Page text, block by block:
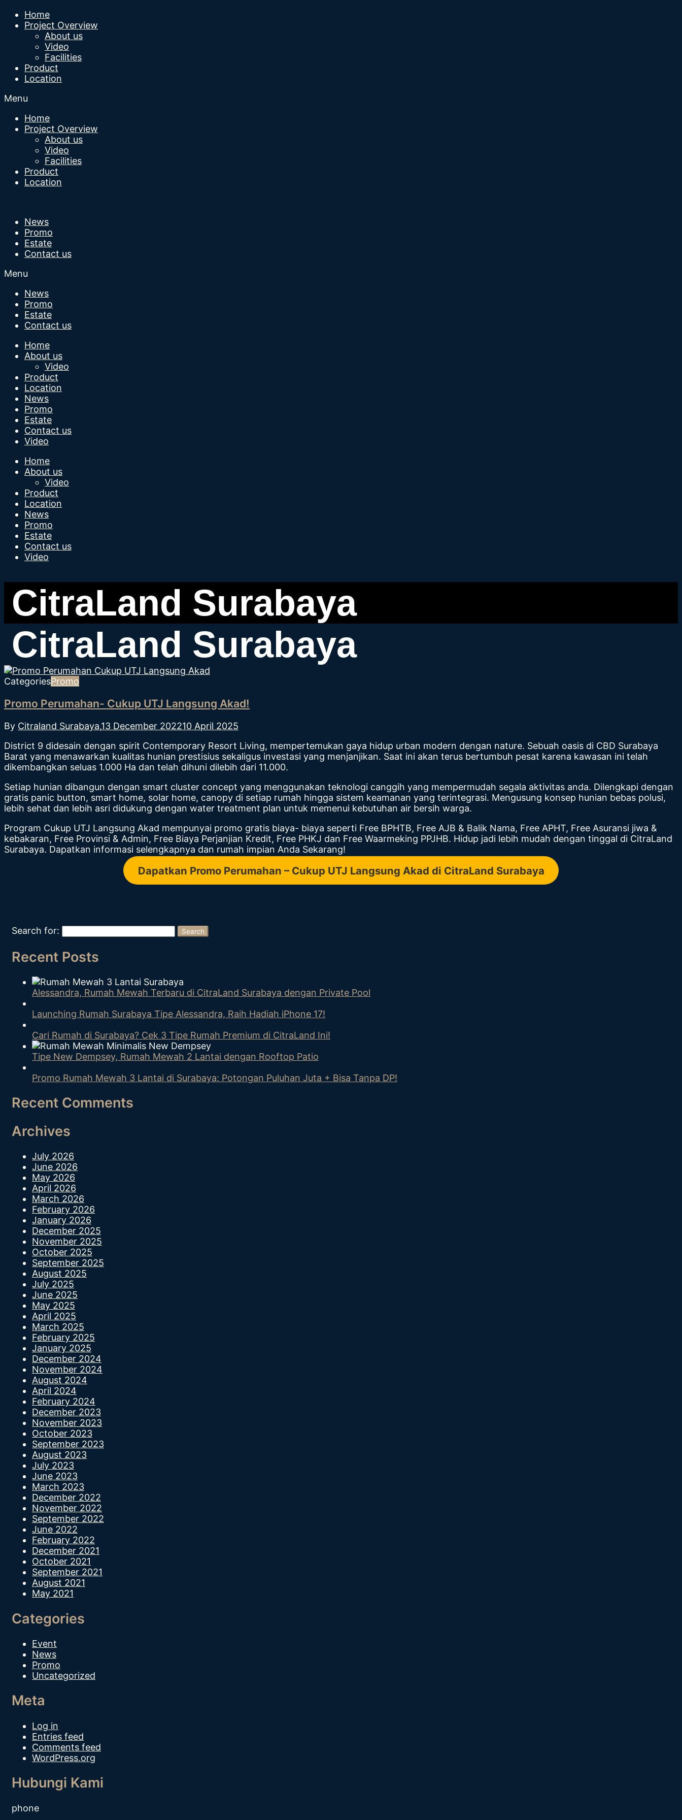
Home
Project Overview
About us
Video
Facilities
Product
Location
Menu
Home
Project Overview
About us
Video
Facilities
Product
Location
News
Promo
Estate
Contact us
Menu
News
Promo
Estate
Contact us
Home
About us
Video
Product
Location
News
Promo
Estate
Contact us
Video
Home
About us
Video
Product
Location
News
Promo
Estate
Contact us
Video
CategoriesPromo
Promo Perumahan- Cukup UTJ Langsung Akad!
By Citraland Surabaya,13 December 202210 April 2025
District 9 didesain dengan spirit Contemporary Resort Living, mempertemukan gaya hidup urban modern dengan nature. Sebuah oasis di CBD Surabaya
Barat yang menawarkan kualitas hunian prestisius sekaligus investasi yang menjanjikan. Saat ini akan terus bertumbuh pesat karena kawasan ini telah
dikembangkan seluas 1.000 Ha dan telah dihuni dilebih dari 11.000.
Setiap hunian dibangun dengan smart cluster concept yang menggunakan teknologi canggih yang mempermudah segala aktivitas anda. Dilengkapi dengan
gratis panic button, smart home, solar home, canopy di setiap rumah hingga sistem keamanan yang terintegrasi. Mengusung konsep hunian bebas polusi,
lebih sehat dan lebih asri didukung dengan water treatment plan untuk memenui kebutuhan air bersih warga.
Program Cukup UTJ Langsung Akad mempunyai promo gratis biaya- biaya seperti Free BPHTB, Free AJB & Balik Nama, Free APHT, Free Asuransi jiwa &
kebakaran, Free Provinsi & Admin, Free Biaya Perjanjian Kredit, Free PHKJ dan Free Waarmeking PPJHB. Hidup jadi lebih mudah dengan tinggal di CitraLand
Surabaya. Dapatkan informasi selengkapnya dan rumah impian Anda Sekarang!
Dapatkan Promo Perumahan – Cukup UTJ Langsung Akad di CitraLand Surabaya
Search for: Search
Recent Posts
Alessandra, Rumah Mewah Terbaru di CitraLand Surabaya dengan Private Pool
Launching Rumah Surabaya Tipe Alessandra, Raih Hadiah iPhone 17!
Cari Rumah di Surabaya? Cek 3 Tipe Rumah Premium di CitraLand Ini!
Tipe New Dempsey, Rumah Mewah 2 Lantai dengan Rooftop Patio
Promo Rumah Mewah 3 Lantai di Surabaya: Potongan Puluhan Juta + Bisa Tanpa DP!
Recent Comments
Archives
July 2026
June 2026
May 2026
April 2026
March 2026
February 2026
January 2026
December 2025
November 2025
October 2025
September 2025
August 2025
July 2025
June 2025
May 2025
April 2025
March 2025
February 2025
January 2025
December 2024
November 2024
August 2024
April 2024
February 2024
December 2023
November 2023
October 2023
September 2023
August 2023
July 2023
June 2023
March 2023
December 2022
November 2022
September 2022
June 2022
February 2022
December 2021
October 2021
September 2021
August 2021
May 2021
Categories
Event
News
Promo
Uncategorized
Meta
Log in
Entries feed
Comments feed
WordPress.org
Hubungi Kami
phone